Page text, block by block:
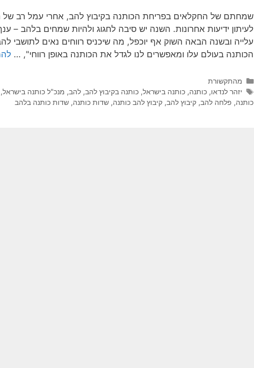
שמחתם של החקלאים בפריחת הכותנה בקיבוץ להב, אחרי עמל רב של
לעיתון ידיעות אחרונות. השנה יש סיבה לחגוג ולהיות שמחים בלהב –
עלייה ובשנה הבאה השוק אף יוכפל, מה שיכניס רווחים נאים לתושבי
הכותנה בעולם עלו ומאפשרים לנו לגדל את הכותנה באופן רווחי", …
מהתקשורת
יזהר לנדאו,כותנה,כותנה בישראל,כותנה בקיבוץ להב,להב, מנכ"ל כותנה בישראל
כותנה, פלחה להב,קיבוץ להב,קיבוץ להב כותנה,שדות כותנה,שדות כותנה בלהב